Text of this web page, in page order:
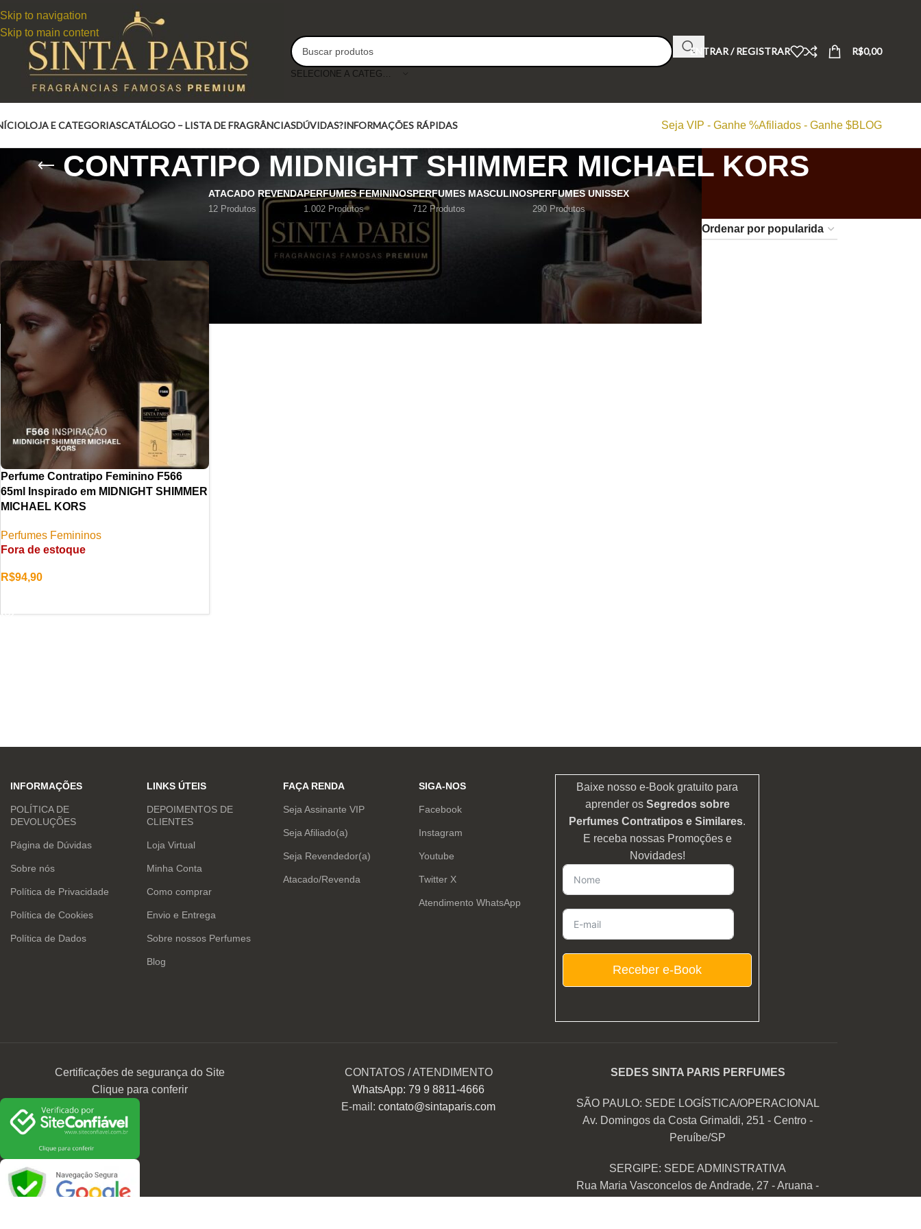
Skip to navigation
Skip to main content
SELECIONE A CATEGORIA
ENTRAR / REGISTRAR R$0,00
LOJA E CATEGORIASCATÁLOGO – LISTA DE FRAGRÂNCIASDÚVIDAS?INFORMAÇÕES RÁPIDAS Seja VIP - Ganhe %Afiliados - Ganhe $BLOG
CONTRATIPO MIDNIGHT SHIMMER MICHAEL KORS
ATACADO REVENDA
12 Produtos
PERFUMES FEMININOS
1.002 Produtos
PERFUMES MASCULINOS
712 Produtos
PERFUMES UNISSEX
290 Produtos
CONTRATIPO MIDNIGHT SHIMMER MICHAEL KORS Mostrar 9 12 18 24
Perfume Contratipo Feminino F566
65ml Inspirado em MIDNIGHT SHIMMER
MICHAEL KORS
Perfumes Femininos
Fora de estoque
R$94,90
INFORMAÇÕES
POLÍTICA DE
DEVOLUÇÕES
Página de Dúvidas
Sobre nós
Política de Privacidade
Política de Cookies
Política de Dados
LINKS ÚTEIS
DEPOIMENTOS DE
CLIENTES
Loja Virtual
Minha Conta
Como comprar
Envio e Entrega
Sobre nossos Perfumes
Blog
FAÇA RENDA
Seja Assinante VIP
Seja Afiliado(a)
Seja Revendedor(a)
Atacado/Revenda
SIGA-NOS
Facebook
Instagram
Youtube
Twitter X
Atendimento WhatsApp
Baixe nosso e-Book gratuito para
aprender os Segredos sobre
Perfumes Contratipos e Similares.
E receba nossas Promoções e
Novidades!
Receber e-Book
Certificações de segurança do Site
Clique para conferir
CONTATOS / ATENDIMENTO
WhatsApp: 79 9 8811-4666
E-mail:contato@sintaparis.com
SEDES SINTA PARIS PERFUMES
SÃO PAULO: SEDE LOGÍSTICA/OPERACIONAL
Av. Domingos da Costa Grimaldi, 251 - Centro -
Peruíbe/SP
SERGIPE: SEDE ADMINSTRATIVA
Rua Maria Vasconcelos de Andrade, 27 - Aruana -